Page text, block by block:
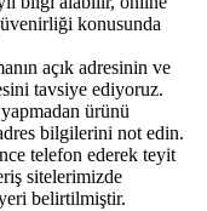
konusunda
açık adresinin ve
tavsiye ediyoruz.
ürünü
bilgilerini not edin.
telefon ederek teyit
sitelerimizde
belirtilmiştir.